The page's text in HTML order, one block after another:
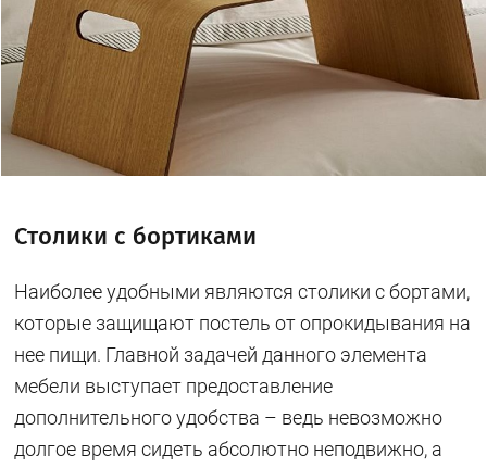
Столики с бортиками
Наиболее удобными являются столики с бортами,
которые защищают постель от опрокидывания на
нее пищи. Главной задачей данного элемента
мебели выступает предоставление
дополнительного удобства – ведь невозможно
долгое время сидеть абсолютно неподвижно, а